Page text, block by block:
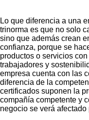
Lo que diferencia a una
trinorma es que no solo
sino que además crean
confianza, porque se
productos o servicios
trabajadores y
empresa cuenta con las
diferencia de la
certificados suponen la
compañía competente y
negocio se verá afectado